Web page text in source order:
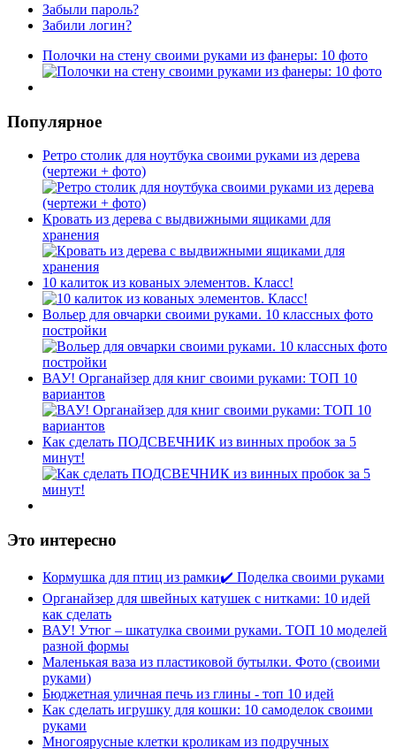
Забыли пароль?
Забили логин?
Полочки на стену своими руками из фанеры: 10 фото
Популярное
Ретро столик для ноутбука своими руками из дерева
(чертежи + фото)
Кровать из дерева с выдвижными ящиками для
хранения
10 калиток из кованых элементов. Класс!
Вольер для овчарки своими руками. 10 классных фото
постройки
ВАУ! Органайзер для книг своими руками: ТОП 10
вариантов
Как сделать ПОДСВЕЧНИК из винных пробок за 5
минут!
Это интересно
Кормушка для птиц из рамки✔️ Поделка своими руками
Органайзер для швейных катушек с нитками: 10 идей
как сделать
ВАУ! Утюг – шкатулка своими руками. ТОП 10 моделей
разной формы
Маленькая ваза из пластиковой бутылки. Фото (своими
руками)
Бюджетная уличная печь из глины - топ 10 идей
Как сделать игрушку для кошки: 10 самоделок своими
руками
Многоярусные клетки кроликам из подручных